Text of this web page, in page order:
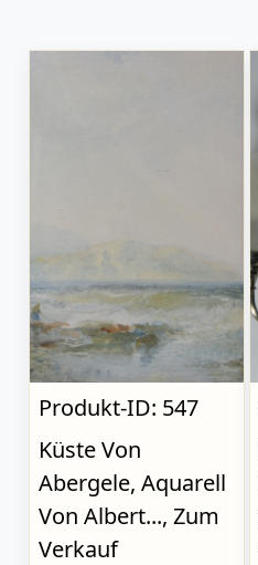
Produkt-ID: 547
Küste Von
Abergele, Aquarell
Von Albert..., Zum
Verkauf